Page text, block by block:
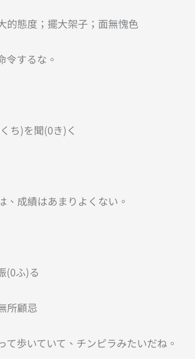
的態度；擺大架子；面無愧色
令するな。
ち)を聞(0き)く
、成績はあまりよくない。
(0ふ)る
所顧忌
て歩いていて、チンピラみたいだね。